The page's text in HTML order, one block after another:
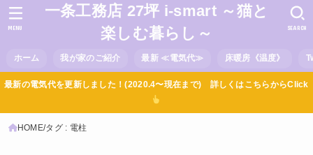
一条工務店 27坪 i-smart ～猫と
楽しむ暮らし～
ホーム 我が家のご紹介 最新 ≪電気代≫ 床暖房《温度》
SEARCH
MENU
最新の電気代を更新しました！(2020.4〜現在まで) 詳しくはこちらからClick
HOME タグ : 電柱